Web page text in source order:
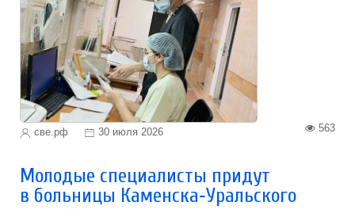
све.рф 30 июля 2026 563
Молодые специалисты придут
в больницы Каменска‑Уральского